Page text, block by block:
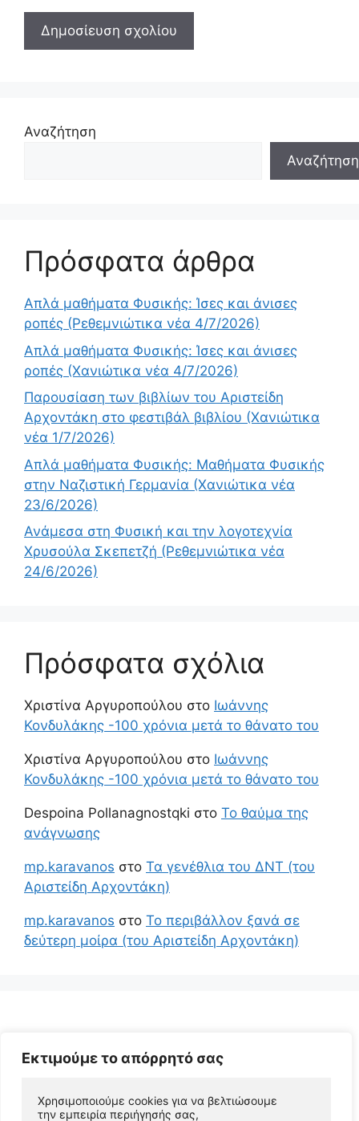
Εκτιμούμε το απόρρητό σας
Χρησιμοποιούμε cookies για να βελτιώσουμε
την εμπειρία περιήγησής σας,
Αναζήτηση
Αναζήτηση
Πρόσφατα άρθρα
Απλά μαθήματα Φυσικής: Ίσες και άνισες
ροπές (Ρεθεμνιώτικα νέα 4/7/2026)
Απλά μαθήματα Φυσικής: Ίσες και άνισες
ροπές (Χανιώτικα νέα 4/7/2026)
Παρουσίαση των βιβλίων του Αριστείδη
Αρχοντάκη στο φεστιβάλ βιβλίου (Χανιώτικα
νέα 1/7/2026)
Απλά μαθήματα Φυσικής: Μαθήματα Φυσικής
στην Ναζιστική Γερμανία (Χανιώτικα νέα
23/6/2026)
Ανάμεσα στη Φυσική και την λογοτεχνία
Χρυσούλα Σκεπετζή (Ρεθεμνιώτικα νέα
24/6/2026)
Πρόσφατα σχόλια
Χριστίνα Αργυροπούλου στο Ιωάννης
Κονδυλάκης -100 χρόνια μετά το θάνατο του
Χριστίνα Αργυροπούλου στο Ιωάννης
Κονδυλάκης -100 χρόνια μετά το θάνατο του
Despoina Pollanagnostqki στο Το θαύμα της
ανάγνωσης
mp.karavanos στο Τα γενέθλια του ΔΝΤ (του
Αριστείδη Αρχοντάκη)
mp.karavanos στο Το περιβάλλον ξανά σε
δεύτερη μοίρα (του Αριστείδη Αρχοντάκη)